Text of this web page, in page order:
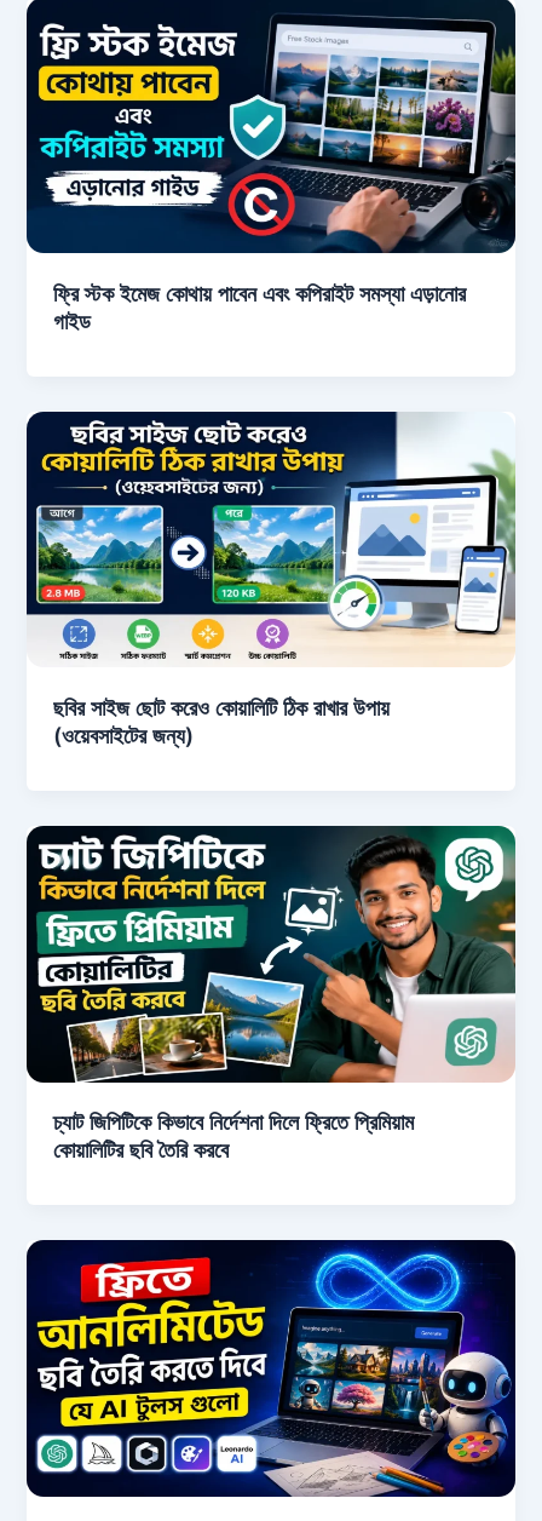
ফ্রি স্টক ইমেজ কোথায় পাবেন এবং কপিরাইট সমস্যা এড়ানোর
গাইড
ছবির সাইজ ছোট করেও কোয়ালিটি ঠিক রাখার উপায়
(ওয়েবসাইটের জন্য)
চ্যাট জিপিটিকে কিভাবে নির্দেশনা দিলে ফ্রিতে প্রিমিয়াম
কোয়ালিটির ছবি তৈরি করবে